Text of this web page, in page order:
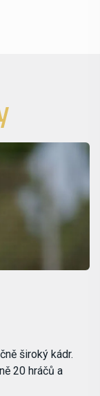
široký kádr.
20 hráčů a